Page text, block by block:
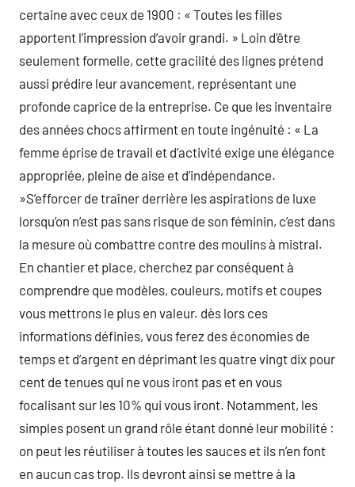
certaine avec ceux de 1900 : « Toutes les filles
apportent l’impression d’avoir grandi. » Loin d’être
seulement formelle, cette gracilité des lignes prétend
aussi prédire leur avancement, représentant une
profonde caprice de la entreprise. Ce que les inventaire
des années chocs affirment en toute ingénuité : « La
femme éprise de travail et d’activité exige une élégance
appropriée, pleine de aise et d’indépendance.
»S’efforcer de traîner derrière les aspirations de luxe
lorsqu’on n’est pas sans risque de son féminin, c’est dans
la mesure où combattre contre des moulins à mistral.
En chantier et place, cherchez par conséquent à
comprendre que modèles, couleurs, motifs et coupes
vous mettrons le plus en valeur. dès lors ces
informations définies, vous ferez des économies de
temps et d’argent en déprimant les quatre vingt dix pour
cent de tenues qui ne vous iront pas et en vous
focalisant sur les 10% qui vous iront. Notamment, les
simples posent un grand rôle étant donné leur mobilité :
on peut les réutiliser à toutes les sauces et ils n’en font
en aucun cas trop. Ils devront ainsi se mettre à la